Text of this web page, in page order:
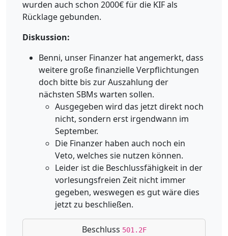
wurden auch schon 2000€ für die KIF als
Rücklage gebunden.
Diskussion:
Benni, unser Finanzer hat angemerkt, dass
weitere große finanzielle Verpflichtungen
doch bitte bis zur Auszahlung der
nächsten SBMs warten sollen.
Ausgegeben wird das jetzt direkt noch
nicht, sondern erst irgendwann im
September.
Die Finanzer haben auch noch ein
Veto, welches sie nutzen können.
Leider ist die Beschlussfähigkeit in der
vorlesungsfreien Zeit nicht immer
gegeben, weswegen es gut wäre dies
jetzt zu beschließen.
Beschluss 501.2F